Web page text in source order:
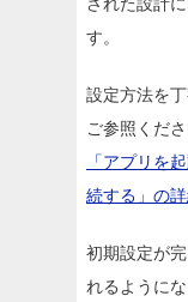
す。
設定方法を
ご参照くださ
「アプリを
続する」の
初期設定が
れるようにな